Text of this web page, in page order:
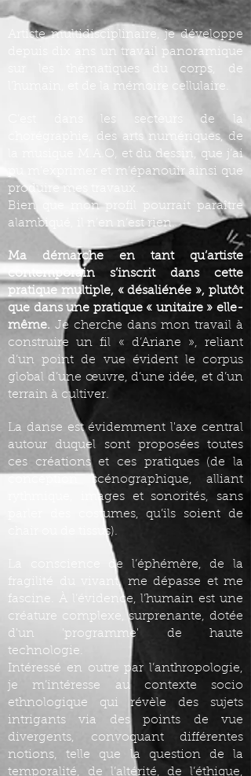
Artiste multidisciplinaire, je développe
depuis dix ans un travail panoramique
sur les thématiques du corps, de
l’humain, et de la mémoire cellulaire.
C’est dans les secteurs de la
chorégraphie, des arts numériques, de
la musique M.A.O, et du dessin, que j’ai
pu m’exprimer et m’épanouir ainsi que
produire mes travaux.
Bien que mon profil pourrait paraître
alambiqué, il n’en n’est rien.
Ma démarche en tant qu’artiste
contemporain s’inscrit dans cette
pratique multiple, « désaliénée », plutôt
que dans une pratique « unitaire » elle-
même. Je cherche dans mon travail à
construire un fil « d’Ariane », reliant
d’un point de vue évident le corpus
global d’une œuvre, d’une idée, et d’un
terrain à cultiver.
La danse est évidemment l'axe central
autour duquel sont proposées toutes
ces créations et ces pratiques (de la
conception scénographique, alliant
rythmique, images et sonorités, sans
parler des costumes, qu’ils soient de
chair ou de tissus).
La conscience de l’éphémère, de la
fragilité du vivant, me dépasse et me
fascine. À l’évidence, l’humain est une
créature complexe, surprenante, dotée
d'un 'programme' de haute
technologie.
Intéressé en outre par l’anthropologie,
je m’intéresse au contexte socio
ethnologique qui révèle des sujets
intrigants via des points de vue
divergents, convoquant différentes
notions, telle que la question de la
temporalité, de l’altérité, de l’éthique,